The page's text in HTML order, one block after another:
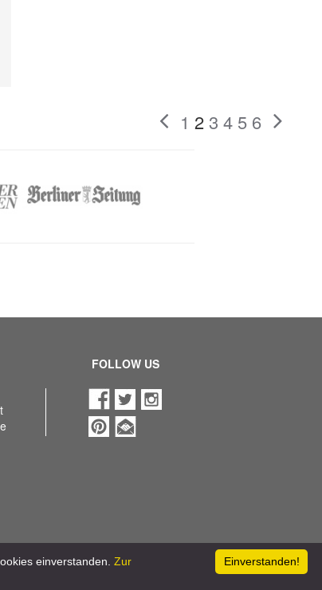
1 23 4 5 6
FOLLOW US
Einverstanden!
einverstanden. Zur